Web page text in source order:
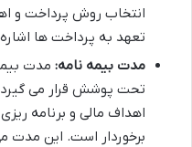
انتخاب روش پرداخت و
تعهد به پرداخت ها
مدت بیمه نامه: مدت
تحت پوشش قرار می
اهداف مالی و برنامه
برخوردار است. این مدت